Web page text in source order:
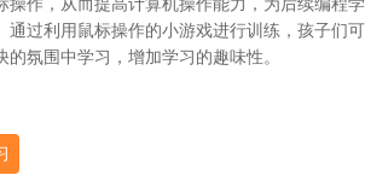
操作，从而提高计算机操作能力，为后续编程学
通过利用鼠标操作的小游戏进行训练，孩子们可
的氛围中学习，增加学习的趣味性。